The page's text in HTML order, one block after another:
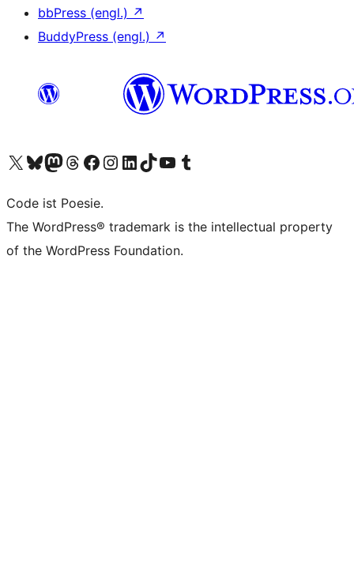
bbPress (engl.) ↗
BuddyPress (engl.) ↗
Unser X-Konto (früher Twitter) besuchen
Unser Bluesky-Konto besuchen
Unser Mastodon-Konto besuchen
Unser Threads-Konto besuchen
Unsere Facebook-Seite besuchen
Unser Instagram-Konto besuchen
Unser LinkedIn-Konto besuchen
Unser TikTok-Konto besuchen
Unseren YouTube-Kanal besuchen
Unser Tumblr-Konto besuchen
Code ist Poesie.
The WordPress® trademark is the intellectual property
of the WordPress Foundation.